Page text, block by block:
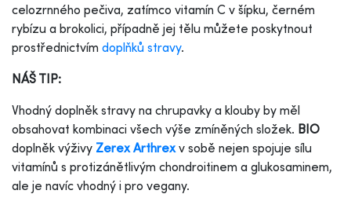
celozrnného pečiva, zatímco vitamín C v šípku, černém
rybízu a brokolici, případně jej tělu můžete poskytnout
prostřednictvím doplňků stravy.
NÁŠ TIP:
Vhodný doplněk stravy na chrupavky a klouby by měl
obsahovat kombinaci všech výše zmíněných složek. BIO
doplněk výživy Zerex Arthrex v sobě nejen spojuje sílu
vitamínů s protizánětlivým chondroitinem a glukosaminem,
ale je navíc vhodný i pro vegany.